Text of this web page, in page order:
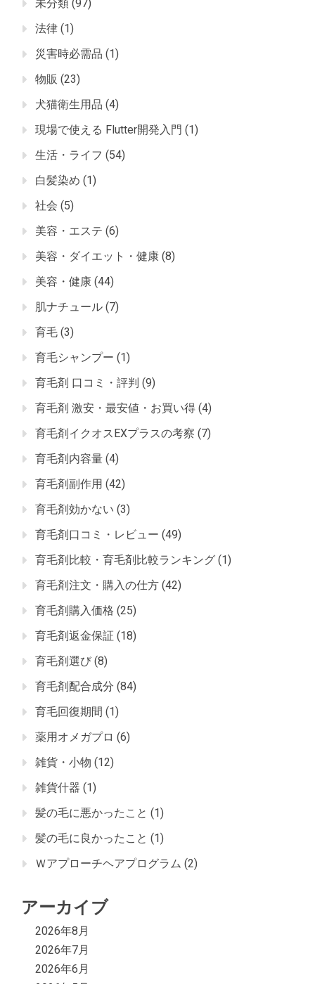
未分類 (97)
法律 (1)
災害時必需品 (1)
物販 (23)
犬猫衛生用品 (4)
現場で使える Flutter開発入門 (1)
生活・ライフ (54)
白髪染め (1)
社会 (5)
美容・エステ (6)
美容・ダイエット・健康 (8)
美容・健康 (44)
肌ナチュール (7)
育毛 (3)
育毛シャンプー (1)
育毛剤 口コミ・評判 (9)
育毛剤 激安・最安値・お買い得 (4)
育毛剤イクオスEXプラスの考察 (7)
育毛剤内容量 (4)
育毛剤副作用 (42)
育毛剤効かない (3)
育毛剤口コミ・レビュー (49)
育毛剤比較・育毛剤比較ランキング (1)
育毛剤注文・購入の仕方 (42)
育毛剤購入価格 (25)
育毛剤返金保証 (18)
育毛剤選び (8)
育毛剤配合成分 (84)
育毛回復期間 (1)
薬用オメガプロ (6)
雑貨・小物 (12)
雑貨什器 (1)
髪の毛に悪かったこと (1)
髪の毛に良かったこと (1)
Ｗアプローチヘアプログラム (2)
アーカイブ
2026年8月
2026年7月
2026年6月